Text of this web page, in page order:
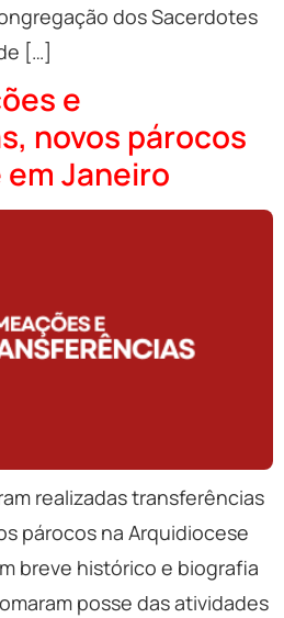
dos Sacerdotes
[…]
e
novos párocos
Janeiro
realizadas transferências
párocos na Arquidiocese
breve histórico e biografia
posse das atividades